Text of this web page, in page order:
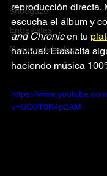
Shoegaze
Entrevistas
Opinión del editor
reproducción directa.
escucha el álbum y
and Chronic en tu
habitual. Elasticitá
haciendo música
https://
v=UQ0T0K4p2AM